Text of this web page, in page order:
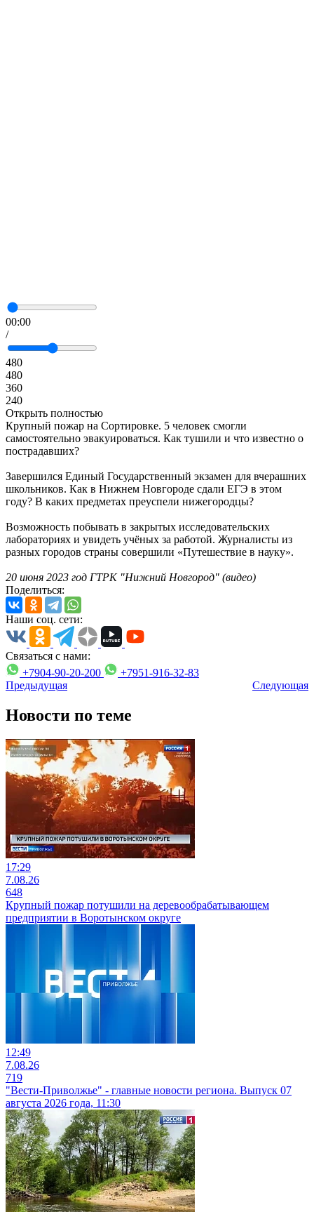
00:00
/
480
480
360
240
Открыть полностью
Крупный пожар на Сортировке. 5 человек смогли
самостоятельно эвакуироваться. Как тушили и что известно о
пострадавших?
Завершился Единый Государственный экзамен для вчерашних
школьников. Как в Нижнем Новгороде сдали ЕГЭ в этом
году? В каких предметах преуспели нижегородцы?
Возможность побывать в закрытых исследовательских
лабораториях и увидеть учёных за работой. Журналисты из
разных городов страны совершили «Путешествие в науку».
20 июня 2023 год ГТРК "Нижний Новгород" (видео)
Поделиться:
Наши соц. сети:
Связаться с нами:
+7904-90-20-200
+7951-916-32-83
Предыдущая
Следующая
Новости по теме
17:29
7.08.26
648
Крупный пожар потушили на деревообрабатывающем
предприятии в Воротынском округе
12:49
7.08.26
719
"Вести-Приволжье" - главные новости региона. Выпуск 07
августа 2026 года, 11:30